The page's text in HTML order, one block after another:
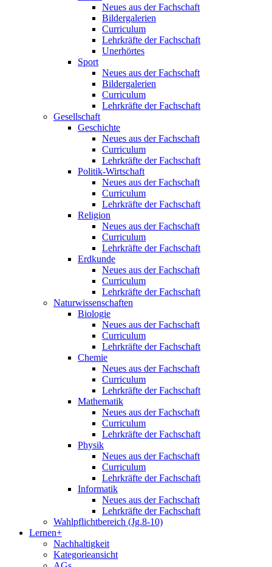
Neues aus der Fachschaft
Bildergalerien
Curriculum
Lehrkräfte der Fachschaft
Unerhörtes
Sport
Neues aus der Fachschaft
Bildergalerien
Curriculum
Lehrkräfte der Fachschaft
Gesellschaft
Geschichte
Neues aus der Fachschaft
Curriculum
Lehrkräfte der Fachschaft
Politik-Wirtschaft
Neues aus der Fachschaft
Curriculum
Lehrkräfte der Fachschaft
Religion
Neues aus der Fachschaft
Curriculum
Lehrkräfte der Fachschaft
Erdkunde
Neues aus der Fachschaft
Curriculum
Lehrkräfte der Fachschaft
Naturwissenschaften
Biologie
Neues aus der Fachschaft
Curriculum
Lehrkräfte der Fachschaft
Chemie
Neues aus der Fachschaft
Curriculum
Lehrkräfte der Fachschaft
Mathematik
Neues aus der Fachschaft
Curriculum
Lehrkräfte der Fachschaft
Physik
Neues aus der Fachschaft
Curriculum
Lehrkräfte der Fachschaft
Informatik
Neues aus der Fachschaft
Lehrkräfte der Fachschaft
Wahlpflichtbereich (Jg.8-10)
Lernen+
Nachhaltigkeit
Kategorieansicht